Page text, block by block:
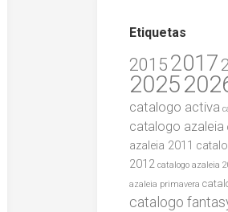
Etiquetas
2015 2017
2025
catalogo activa
catalogo azaleia
azaleia 2011
2012 catalogo azaleia
azaleia primavera
catalogo